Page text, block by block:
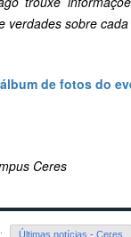
verdades sobre
de fotos do
Ceres
Últimas notícias - Ceres